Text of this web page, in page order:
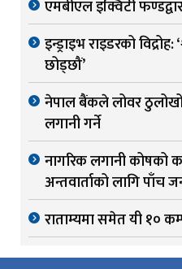
एमबीएल इक्विटी
इन्ड्राइभ राइडरको
छोड्छौं’
नेपाल बैंकले लोवर
लगानी गर्ने
नागरिक लगानी कोषको
अन्तवार्ताको लागि पाँच
राताम्यमा समेत यी १०